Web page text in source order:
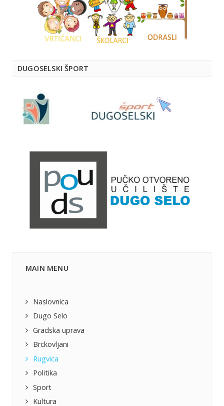
DUGOSELSKI ŠPORT
MAIN MENU
Naslovnica
Dugo Selo
Gradska uprava
Brckovljani
Rugvica
Politika
Sport
Kultura